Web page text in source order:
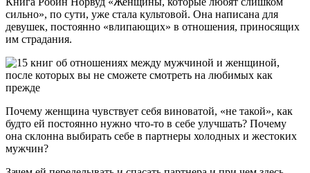
сильно», по сути, уже стала культовой. Она написана для
девушек, постоянно «влипающих» в отношения, приносящих
им страдания.
Почему женщина чувствует себя виноватой, «не такой», как
будто ей постоянно нужно что-то в себе улучшать? Почему
она склонна выбирать себе в партнеры холодных и жестоких
мужчин?